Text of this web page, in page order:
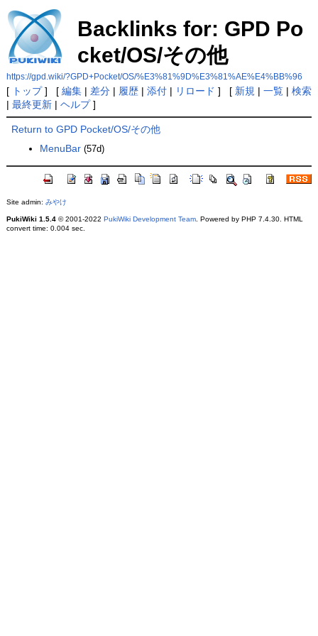
Backlinks for: GPD Po
cket/OS/その他
https://gpd.wiki/?GPD+Pocket/OS/%E3%81%9D%E3%81%AE%E4%BB%96
[ トップ] [ 編集| 差分| 履歴| 添付| リロード ] [ 新規 | 一覧| 検索
| 最終更新| ヘルプ]
Return to GPD Pocket/OS/その他
MenuBar (57d)
Site admin: みやけ
PukiWiki 1.5.4© 2001-2022 PukiWiki Development Team. Powered by PHP 7.4.30. HTML
convert time: 0.004 sec.